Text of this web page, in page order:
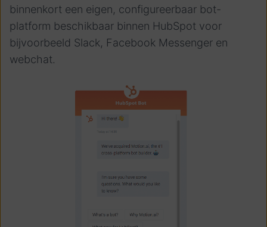
binnenkort een eigen, configureerbaar bot-
platform beschikbaar binnen HubSpot voor
bijvoorbeeld Slack, Facebook Messenger en
webchat.